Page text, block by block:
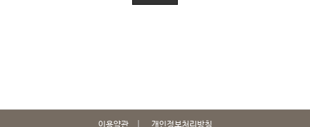
이용약관 개인정보처리방침